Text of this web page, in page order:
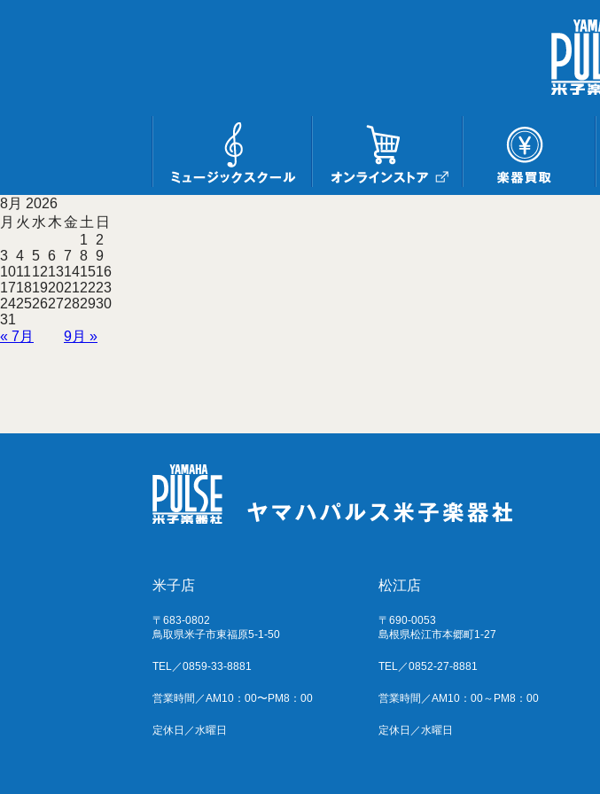
8月 2026
月 火 水 木金 土 日
1
2
3 4 5 6 7 8 9
10111213141516
17181920212223
24252627282930
31
« 7月
9月 »
米子店
〒683-0802
鳥取県米子市東福原5-1-50
TEL／0859-33-8881
営業時間／AM10：00〜PM8：00
定休日／水曜日
松江店
〒690-0053
島根県松江市本郷町1-27
TEL／0852-27-8881
営業時間／AM10：00～PM8：00
定休日／水曜日